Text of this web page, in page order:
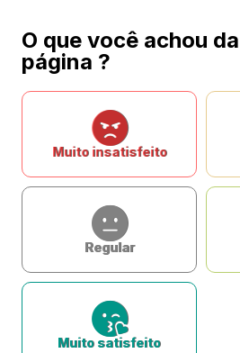
O que você achou
página ?
Muito insatisfeito
Regular
Muito satisfeito